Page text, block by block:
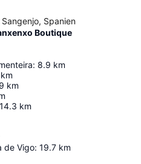
Spanien
Boutique
: 8.9 km
km
km
14.3 km
de Vigo: 19.7 km